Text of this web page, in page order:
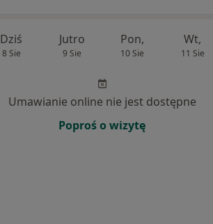
Dziś
8 Sie
Jutro
9 Sie
Pon,
10 Sie
Wt,
11 Sie
Umawianie online nie jest dostępne
Poproś o wizytę